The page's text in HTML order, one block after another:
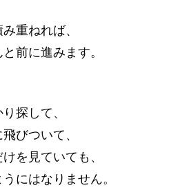
重ねれば、
前に進みます。
探して、
びついて、
を見ていても、
にはなりません。